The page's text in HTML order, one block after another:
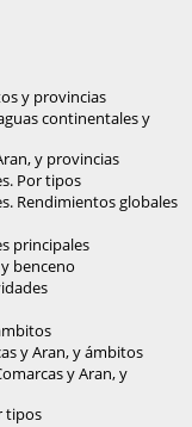
y provincias
continentales y
y provincias
Por tipos
Rendimientos globales
principales
benceno
y Aran, y ámbitos
y Aran, y
tipos